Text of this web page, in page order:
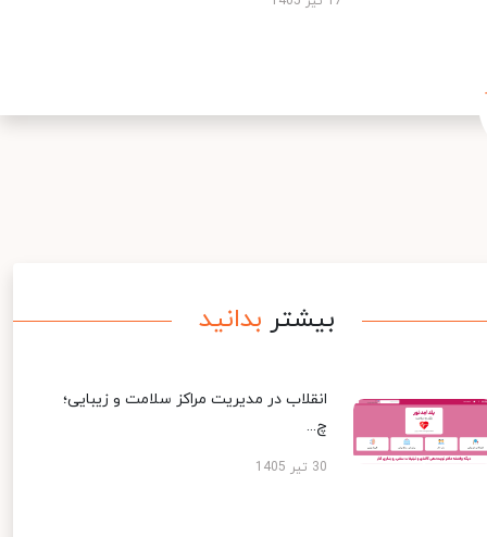
بیشتر بدانید
انقلاب در مدیریت مراکز سلامت و زیبایی؛
چ...
30 تیر 1405